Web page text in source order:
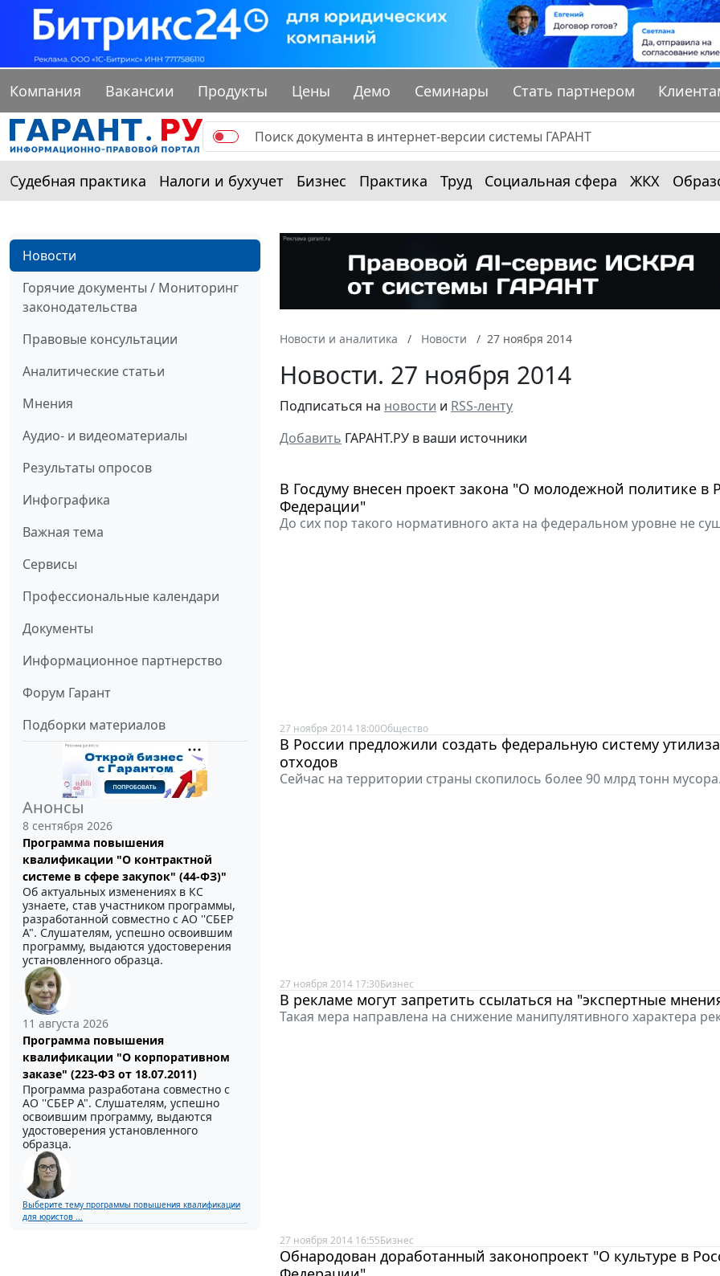
Компания Вакансии Продукты Цены Демо Семинары Стать партнером
Судебная практика Налоги и бухучет Бизнес Практика Труд Социальная сфера ЖКХ
Новости
Горячие документы / Мониторинг
законодательства
Правовые консультации
Аналитические статьи
Мнения
Аудио- и видеоматериалы
Результаты опросов
Инфографика
Важная тема
Сервисы
Профессиональные календари
Документы
Информационное партнерство
Форум Гарант
Подборки материалов
Анонсы
8 сентября 2026
Программа повышения
квалификации "О контрактной
системе в сфере закупок" (44-ФЗ)"
Об актуальных изменениях в КС
узнаете, став участником программы,
разработанной совместно с АО ''СБЕР
А". Слушателям, успешно освоившим
программу, выдаются удостоверения
установленного образца.
11 августа 2026
Программа повышения
квалификации "О корпоративном
заказе" (223-ФЗ от 18.07.2011)
Программа разработана совместно с
АО ''СБЕР А". Слушателям, успешно
освоившим программу, выдаются
удостоверения установленного
образца.
Выберите тему программы повышения квалификации
для юристов ...
Новости и аналитика Новости 27 ноября 2014
Новости. 27 ноября 2014
Подписаться на новости и RSS-ленту
Добавить ГАРАНТ.РУ в ваши источники
В Госдуму внесен проект закона "О молодежной политике в
Федерации"
До сих пор такого нормативного акта на федеральном уровне не
27 ноября 2014 18:00Общество
В России предложили создать федеральную систему
отходов
Сейчас на территории страны скопилось более 90 млрд тонн мусора.
27 ноября 2014 17:30Бизнес
В рекламе могут запретить ссылаться на "экспертные
Такая мера направлена на снижение манипулятивного характера
27 ноября 2014 16:55Бизнес
Обнародован доработанный законопроект "О культуре в